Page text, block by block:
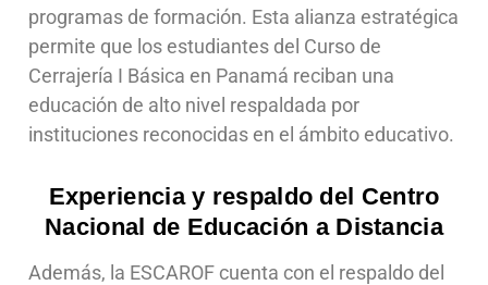
programas de formación. Esta alianza estratégica
permite que los estudiantes del Curso de
Cerrajería I Básica en Panamá reciban una
educación de alto nivel respaldada por
instituciones reconocidas en el ámbito educativo.
Experiencia y respaldo del Centro
Nacional de Educación a Distancia
Además, la ESCAROF cuenta con el respaldo del